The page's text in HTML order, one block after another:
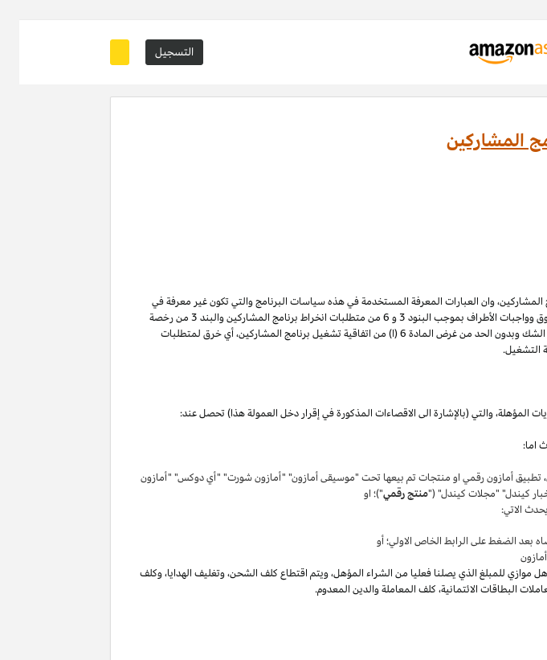
التسجيل
المشاركين
المشاركين، وان العبارات المعرفة المستخدمة في هذه سياسات البرنامج والتي تكون غير معرفة في
وواجبات الأطراف بموجب البنود 3
و 6
من متطلبات انخراط برنامج المشاركين والبند 3 من رخصة
الملكية الفكرية لبرنامج المشاركين لا تنتهي ولا تنطفئ بانتهاء اتفاقية تشغيل برنامج المشاركين. لتفادي الشك وبدون الحد من غرض المادة 6 (ا) من اتفاقية تشغيل برنامج المشاركين، أي خرق لمتطلبات
التشغيل.
،والتي (بالإشارة الى الاقصاءات المذكورة في إقرار دخل العمولة هذا) تحصل عند:
اما:
، تطبيق أمازون رقمي او منتجات تم بيعها تحت "موسيقى أمازون" "أمازون شورت" "أي دوكس" "أمازون
كيندل" "مجلات كيندل" ("منتج رقمي")؛ او
الاتي:
موازي للمبلغ الذي يصلنا فعليا من الشراء المؤهل،ويتم اقتطاع كلف الشحن،وتغليف الهدايا،وكلف
البطاقات الائتمانية، كلف المعاملة والدين المعدوم.